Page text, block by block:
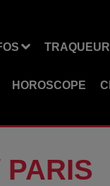
HOROSCOPE